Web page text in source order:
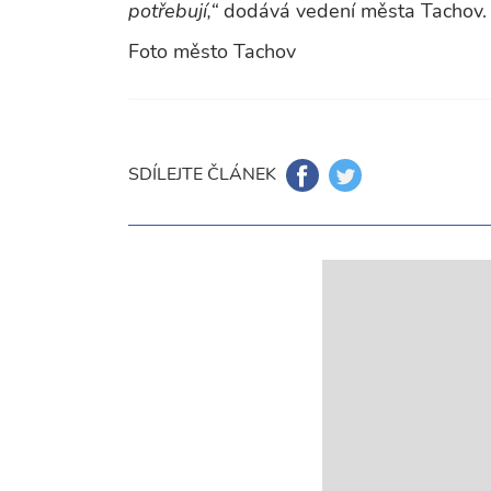
potřebují,“ dodává vedení města Tachov.
Foto město Tachov
SDÍLEJTE ČLÁNEK